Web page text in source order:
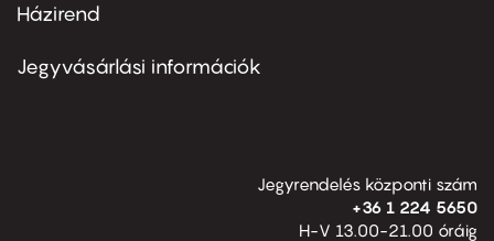
Footer
second
Házirend
Jegyvásárlási információk
Jegyrendelés központi szám
+36 1 224 5650
H-V 13.00-21.00 óráig